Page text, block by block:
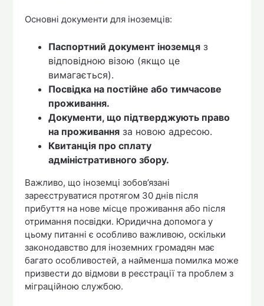
Основні документи для іноземців:
Паспортний документ іноземця з
відповідною візою (якщо це
вимагається).
Посвідка на постійне або тимчасове
проживання.
Документи, що підтверджують право
на проживання за новою адресою.
Квитанція про сплату
адміністративного збору.
Важливо, що іноземці зобов’язані
зареєструватися протягом 30 днів після
прибуття на нове місце проживання або після
отримання посвідки. Юридична допомога у
цьому питанні є особливо важливою, оскільки
законодавство для іноземних громадян має
багато особливостей, а найменша помилка може
призвести до відмови в реєстрації та проблем з
міграційною службою.